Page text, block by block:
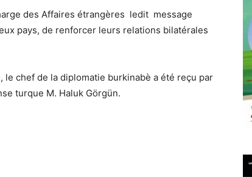
des Affaires étrangères ledit message
pays, de renforcer leurs relations bilatérales
chef de la diplomatie burkinabè a été reçu par
turque M. Haluk Görgün.